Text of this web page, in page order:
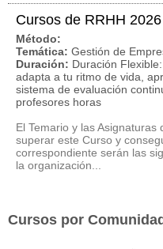
Cursos de RRHH 2026
Método:
Temática: Gestión de
Duración: Duración
adapta a tu ritmo de vida,
sistema de evaluación
profesores horas
El Temario y las
superar este Curso y
correspondiente serán las
la organización...
Cursos por